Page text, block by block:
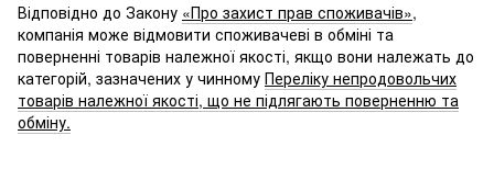
Відповідно до Закону «Про захист прав споживачів»,
компанія може відмовити споживачеві в обміні та
поверненні товарів належної якості, якщо вони належать до
категорій, зазначених у чинному Переліку непродовольчих
товарів належної якості, що не підлягають поверненню та
обміну.